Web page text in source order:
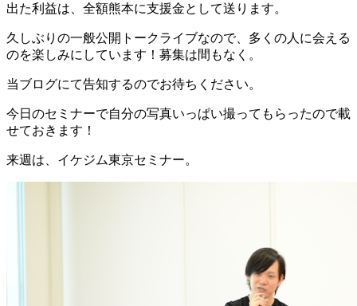
出た利益は、全額熊本に支援金として送ります。
久しぶりの一般公開トークライブなので、多くの人に会える
のを楽しみにしています！募集は間もなく。
当ブログにて告知するのでお待ちください。
今日のセミナーで自分の写真いっぱい撮ってもらったので載
せておきます！
来週は、イケジム東京セミナー。